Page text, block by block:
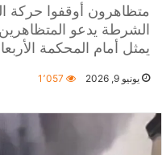
متظاهرون أوقفوا
الشرطة يدعو
يمثل أمام المحكمة
يونيو 9, 2026 1٬057